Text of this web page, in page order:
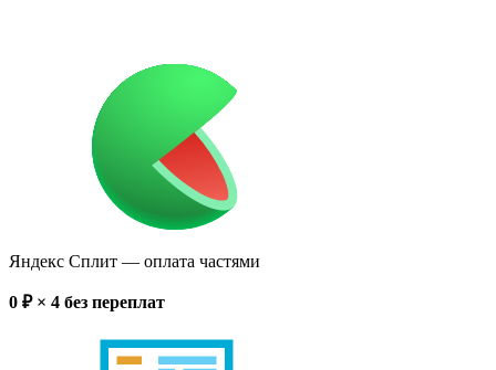
Яндекс Сплит — оплата частями
0 ₽ × 4 без переплат